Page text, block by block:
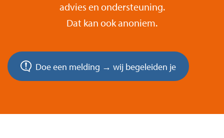
advies en ondersteuning.
Dat kan ook anoniem.
Doe een melding → wij begeleiden je